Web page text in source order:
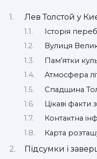
Лев Толстой у
Історія
Вулиця
Пам’ятки
Атмосфера
Спадщина
Цікаві факти
Контактна
Карта
Підсумки і